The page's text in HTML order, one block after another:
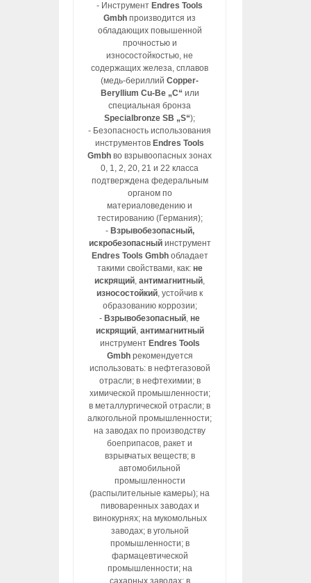
- Инструмент Endres Tools
Gmbh производится из
обладающих повышенной
прочностью и
износостойкостью, не
содержащих железа, сплавов
(медь-бериллийCopper-
Beryllium Cu-Be „C“ или
специальная бронза
Specialbronze SB „S“);
- Безопасность использования
инструментов Endres Tools
Gmbh во взрывоопасных зонах
0, 1, 2, 20, 21 и 22 класса
подтверждена федеральным
органом по
материаловедению и
тестированию (Германия);
- Взрывобезопасный,
искробезопасныйинструмент
Endres Tools Gmbhобладает
такими свойствами, как: не
искрящий,антимагнитный,
износостойкий, устойчив к
образованию коррозии;
- Взрывобезопасный,не
искрящий, антимагнитный
инструмент Endres Tools
Gmbhрекомендуется
использовать: в нефтегазовой
отрасли; в нефтехимии; в
химической промышленности;
в металлургической отрасли; в
алкогольной промышленности;
на заводах по производству
боеприпасов, ракет и
взрывчатых веществ; в
автомобильной
промышленности
(распылительные камеры); на
пивоваренных заводах и
винокурнях; на мукомольных
заводах; в угольной
промышленности; в
фармацевтической
промышленности; на
сахарных заводах; в